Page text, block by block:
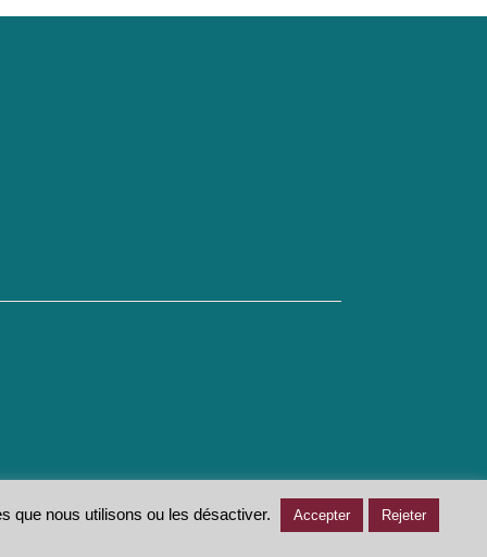
que nous utilisons ou les désactiver. Accepter Rejeter